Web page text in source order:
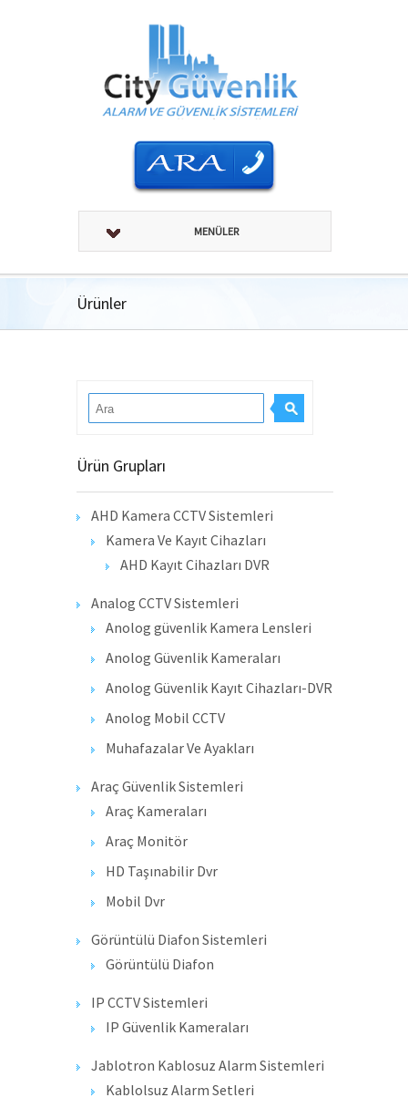
MENÜLER
Ürünler
Ürün Grupları
AHD Kamera CCTV Sistemleri
Kamera Ve Kayıt Cihazları
AHD Kayıt Cihazları DVR
Analog CCTV Sistemleri
Anolog güvenlik Kamera Lensleri
Anolog Güvenlik Kameraları
Anolog Güvenlik Kayıt Cihazları-DVR
Anolog Mobil CCTV
Muhafazalar Ve Ayakları
Araç Güvenlik Sistemleri
Araç Kameraları
Araç Monitör
HD Taşınabilir Dvr
Mobil Dvr
Görüntülü Diafon Sistemleri
Görüntülü Diafon
IP CCTV Sistemleri
IP Güvenlik Kameraları
Jablotron Kablosuz Alarm Sistemleri
Kablolsuz Alarm Setleri